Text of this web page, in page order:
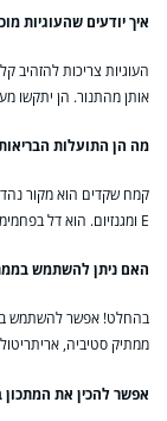
איך יודעים שהעוגיות
העוגיות צריכות להזהיב
אותן מהתנור. הן יתקשו
מה הן התועלות
קמח שקדים הוא מקור נהדר
E ומגנזיום. הוא דל בפחמימות ולכן מתאים לתזונה דלת פחמימות.
האם ניתן להשתמש
בהחלט! אפשר להשתמש
ממתיק סטיביה,
אפשר להכין את המתכון